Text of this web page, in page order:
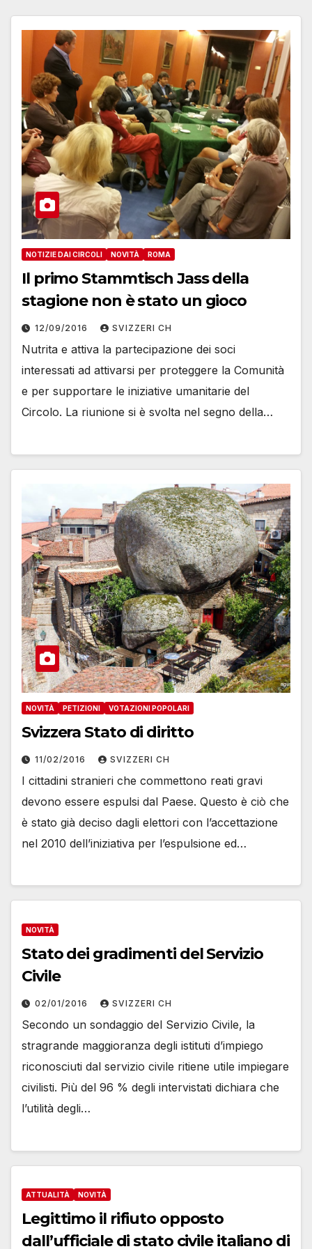
NOTIZIE DAI CIRCOLI NOVITÀ ROMA
Il primo Stammtisch Jass della
stagione non è stato un gioco
12/09/2016 SVIZZERI CH
Nutrita e attiva la partecipazione dei soci
interessati ad attivarsi per proteggere la Comunità
e per supportare le iniziative umanitarie del
Circolo. La riunione si è svolta nel segno della…
NOVITÀ PETIZIONI VOTAZIONI POPOLARI
Svizzera Stato di diritto
11/02/2016 SVIZZERI CH
I cittadini stranieri che commettono reati gravi
devono essere espulsi dal Paese. Questo è ciò che
è stato già deciso dagli elettori con l’accettazione
nel 2010 dell’iniziativa per l’espulsione ed…
NOVITÀ
Stato dei gradimenti del Servizio
Civile
02/01/2016 SVIZZERI CH
Secondo un sondaggio del Servizio Civile, la
stragrande maggioranza degli istituti d’impiego
riconosciuti dal servizio civile ritiene utile impiegare
civilisti. Più del 96 % degli intervistati dichiara che
l’utilità degli…
ATTUALITÀ NOVITÀ
Legittimo il rifiuto opposto
dall’ufficiale di stato civile italiano di